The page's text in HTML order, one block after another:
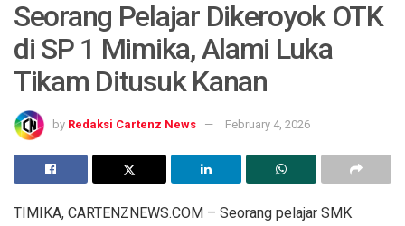
Seorang Pelajar Dikeroyok OTK
di SP 1 Mimika, Alami Luka
Tikam Ditusuk Kanan
by Redaksi Cartenz News February 4, 2026
TIMIKA, CARTENZNEWS.COM – Seorang pelajar SMK